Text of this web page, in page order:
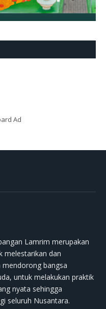
Lamrim merupakan
melestarikan dan
bangsa
untuk melakukan praktik
nyata sehingga
seluruh Nusantara.